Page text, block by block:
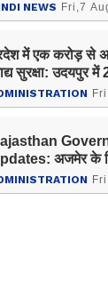
NEWS Fri,7
में एक करोड़ से
सुरक्षा: उदयपुर
अजमेर के
के लिए 150